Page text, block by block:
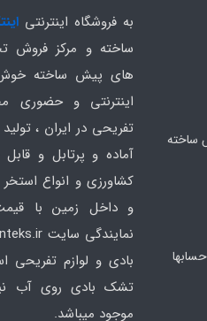
ساخته
به فروشگاه اینترنتی
ساخته و مرکز
های پیش ساخته
اینترنتی و حضوری
تفریحی در ایران ،
آماده و پرتابل و
کشاورزی و انواع
و داخل زمین با
بادی و لوازم تفریحی
تشک بادی روی آب
موجود میباشد.